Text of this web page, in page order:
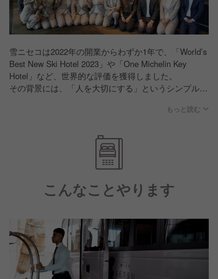
雪ニセコは2022年の開業からわずか1年で、「World’s
Best New Ski Hotel 2023」や「One Michelin Key
Hotel」など、世界的な評価を獲得しました。
その背景には、「人を大切にする」というシンプルで
成長や意見も大切にしたいと考えています。
現場からの改善提案が実際に反映される文化や、定期
的な1on1レビュー制度など、スタッフの声を尊重
し、個々の成長を後押しする仕組みを整えています。
また、スキーシーズンパスの支給やバースデー休暇な
を楽しむスタッフも多く、仕事だけでなく、ニセコの
ライフスタイルを楽しめる制度充実“自分の時間”も大
切にできる職場です。
お客様への上質なサービスは、スタッフが心から楽し
もっと読む
こんなことやります